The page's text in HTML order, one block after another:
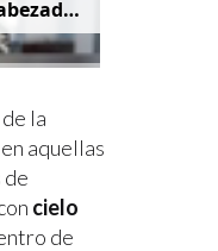
la
aquellas
de
cielo
de